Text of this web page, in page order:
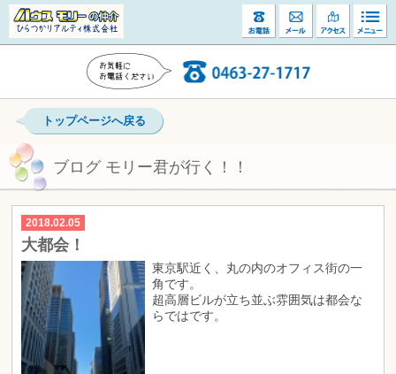
トップページへ戻る
ブログ モリー君が行く！！
2018.02.05
大都会！
東京駅近く、丸の内のオフィス街の一
角です。
超高層ビルが立ち並ぶ雰囲気は都会な
らではです。